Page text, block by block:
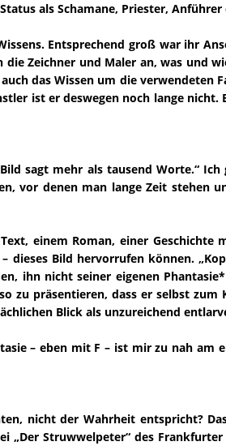
als Schamane, Priester,
Entsprechend groß war ihr
Zeichner und Maler an, was und
das Wissen um die verwendeten
ist er deswegen noch lange nicht.
sagt mehr als tausend Worte.“
vor denen man lange Zeit stehen
einem Roman, einer Geschichte
Bild hervorrufen können.
ihn nicht seiner eigenen
zu präsentieren, dass er selbst
Blick als unzureichend
– eben mit F – ist mir zu nah am
nicht der Wahrheit entspricht?
„Der Struwwelpeter“ des